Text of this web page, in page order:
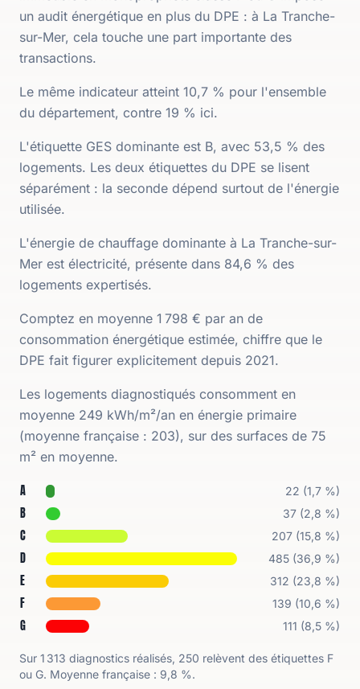
un audit énergétique en plus du DPE : à La Tranche-
sur-Mer, cela touche une part importante des
transactions.
Le même indicateur atteint 10,7 % pour l'ensemble
du département, contre 19 % ici.
L'étiquette GES dominante est B, avec 53,5 % des
logements. Les deux étiquettes du DPE se lisent
séparément : la seconde dépend surtout de l'énergie
utilisée.
L'énergie de chauffage dominante à La Tranche-sur-
Mer est électricité, présente dans 84,6 % des
logements expertisés.
Comptez en moyenne 1 798 € par an de
consommation énergétique estimée, chiffre que le
DPE fait figurer explicitement depuis 2021.
Les logements diagnostiqués consomment en
moyenne 249 kWh/m²/an en énergie primaire
(moyenne française : 203), sur des surfaces de 75
m² en moyenne.
Répartition des étiquettes DPE à La Tranche-sur-Mer
Étiquette
A 22 (1,7 %)
B 37 (2,8 %)
C 207 (15,8 %)
D 485 (36,9 %)
E 312 (23,8 %)
F 139 (10,6 %)
G 111 (8,5 %)
Sur 1 313 diagnostics réalisés, 250 relèvent des étiquettes F
ou G. Moyenne française : 9,8 %.